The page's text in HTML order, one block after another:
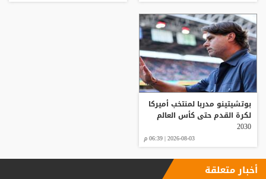
بوتشيتينو مدربا لمنتخب أميركا
لكرة القدم حتى كأس العالم
2030
2026-08-03 | 06:39 م
أخبار متعلقة